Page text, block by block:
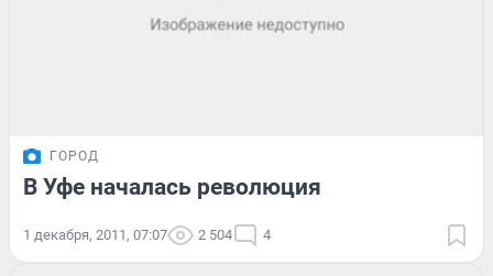
ГОРОД
В Уфе началась революция
1 декабря, 2011, 07:07 2 504 4